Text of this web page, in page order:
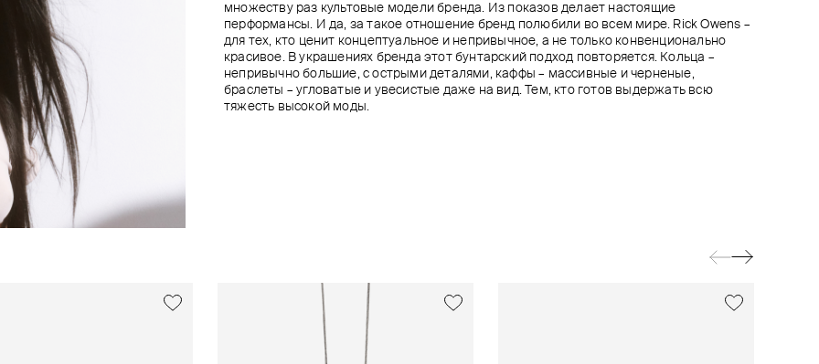
множеству раз культовые модели бренда. Из показов делает настоящие
перформансы. И да, за такое отношение бренд полюбили во всем мире. Rick Owens –
для тех, кто ценит концептуальное и непривычное, а не только конвенционально
красивое. В украшениях бренда этот бунтарский подход повторяется. Кольца –
непривычно большие, с острыми деталями, каффы – массивные и черненые,
браслеты – угловатые и увесистые даже на вид. Тем, кто готов выдержать всю
тяжесть высокой моды.